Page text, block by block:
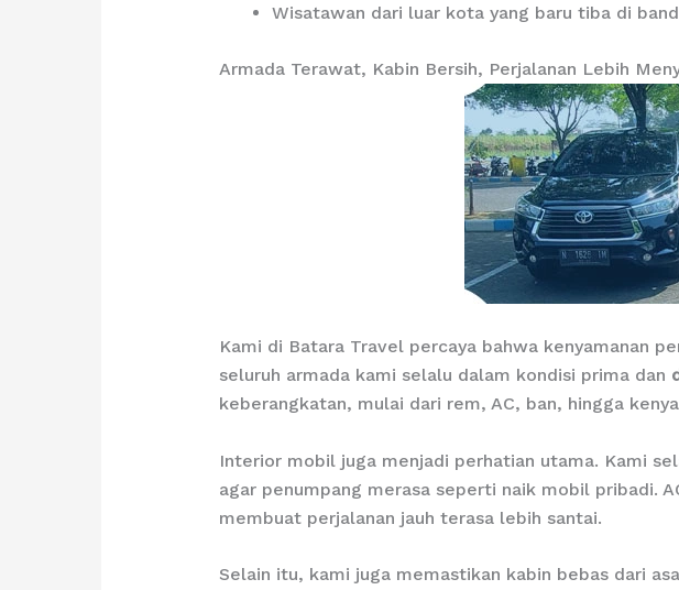
Wisatawan dari luar kota yang baru tiba di
Armada Terawat, Kabin Bersih, Perjalanan Lebih
Kami di Batara Travel percaya bahwa kenyamanan
seluruh armada kami selalu dalam kondisi prima dan
keberangkatan, mulai dari rem, AC, ban, hingga
Interior mobil juga menjadi perhatian utama. Kami
agar penumpang merasa seperti naik mobil pribadi.
membuat perjalanan jauh terasa lebih santai.
Selain itu, kami juga memastikan kabin bebas dari